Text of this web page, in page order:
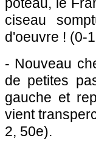
ciseau
d'oeuvre ! (0-
- Nouveau
de petites
gauche et
vient
2, 50e).